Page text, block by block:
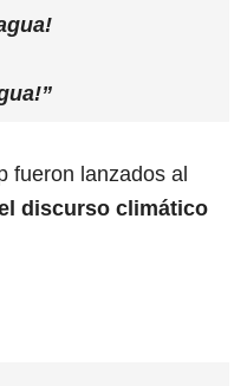
fueron lanzados al
discurso climático